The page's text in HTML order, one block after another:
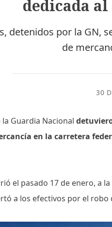
dedicada
detenidos por la GN,
de
30
Guardia Nacional
en la carretera
el pasado 17 de enero, a
a los efectivos por el robo